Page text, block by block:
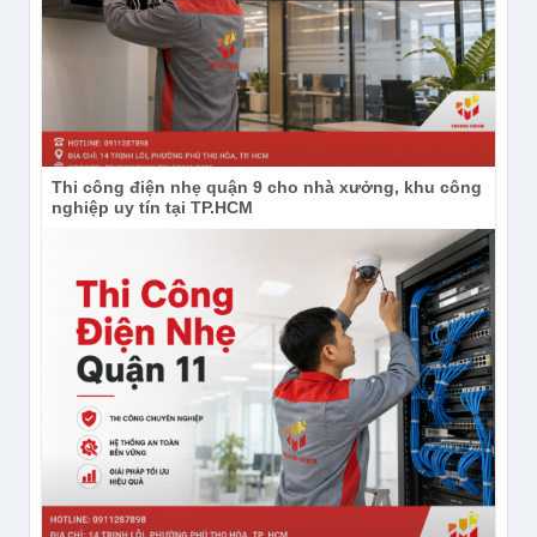
hình thủ công từng thiết bị. Chính sách Wi-Fi, tên
mạng và các thiết lập vận hành có thể được chuẩn
hóa, từ đó hạn chế sai lệch cấu hình giữa các phòng.
Ứng dụng phù hợp
MÔ HÌNH CÁCH SỬ DỤNG PHÙ HỢP
Khách sạn, căn hộ dịch vụ
vùng phủ và giữ nội thất gọn.
Ký túc xá, trường học
Bố trí tại phòng ở, phòng học
hoặc khu sinh hoạt có mật độ
vừa.
Bệnh viện
Phủ Wi-Fi cho phòng bệnh, khu
chức năng và không gian cần
thiết bị mỏng.
Biệt thự, nhà nhiều phòng
Tạo vùng phủ riêng theo phòng,
hạn chế điểm chết do tường
ngăn.
Văn phòng chia phòng
Cấp Wi-Fi ổn định cho phòng
họp, phòng làm việc và khu
Thi công điện nhẹ quận 9 cho nhà xưởng, khu công
nghiệp uy tín tại TP.HCM